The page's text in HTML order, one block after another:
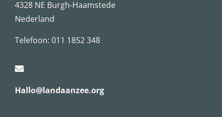
4328 NE Burgh-Haamstede
Nederland
Telefoon: 011 1852 348
Hallo@landaanzee.org